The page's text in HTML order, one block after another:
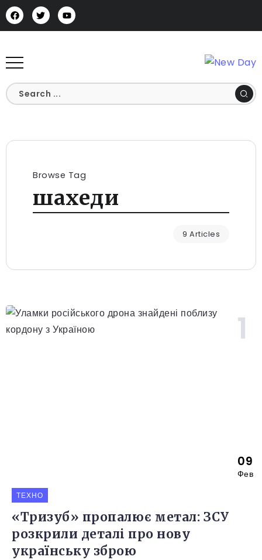
Browse Tag
шахеди
9 Articles
09
Фев
ТЕХНО
«Тризуб» пропалює метал: ЗСУ
розкрили деталі про нову
українську зброю